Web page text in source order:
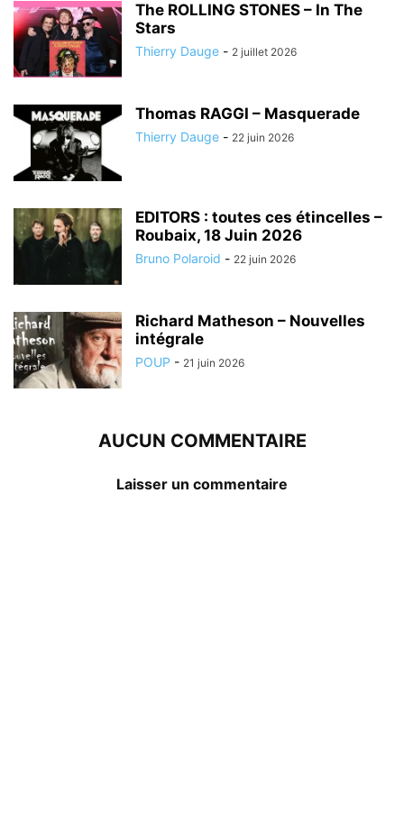
The ROLLING STONES – In The
Stars
Thierry Dauge - 2 juillet 2026
Thomas RAGGI – Masquerade
Thierry Dauge - 22 juin 2026
EDITORS : toutes ces étincelles –
Roubaix, 18 Juin 2026
Bruno Polaroid - 22 juin 2026
Richard Matheson – Nouvelles
intégrale
POUP - 21 juin 2026
AUCUN COMMENTAIRE
Laisser un commentaire